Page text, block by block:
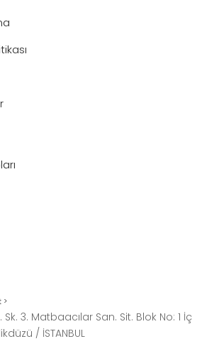
>
3. Matbaacılar San. Sit. Blok No: 1 İç
/ İSTANBUL